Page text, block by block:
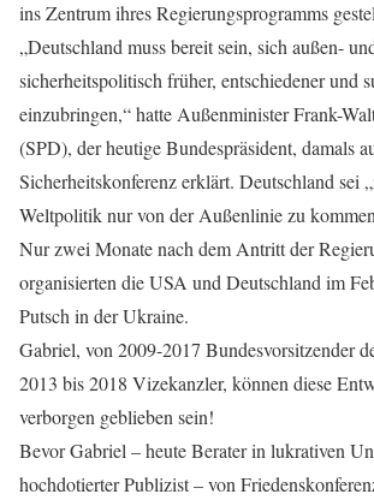
ins Zentrum ihres Regierungsprogramms
„Deutschland muss bereit sein, sich außen-
sicherheitspolitisch früher, entschiedener und
einzubringen,“ hatte Außenminister Frank-
(SPD), der heutige Bundespräsident, damals
Sicherheitskonferenz erklärt. Deutschland sei
Weltpolitik nur von der Außenlinie zu
Nur zwei Monate nach dem Antritt der
organisierten die USA und Deutschland im
Putsch in der Ukraine.
Gabriel, von 2009-2017 Bundesvorsitzender
2013 bis 2018 Vizekanzler, können diese
verborgen geblieben sein!
Bevor Gabriel – heute Berater in lukrativen
hochdotierter Publizist – von